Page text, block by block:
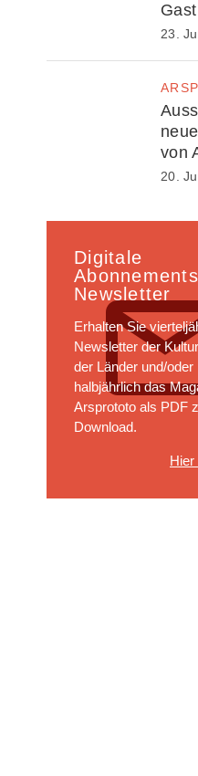
23.
von
20.
Digitale
Newsletter
Erhalten Sie
Newsletter der
der Länder und/oder
halbjährlich das
Arsprototo als PDF
Download.
Hier